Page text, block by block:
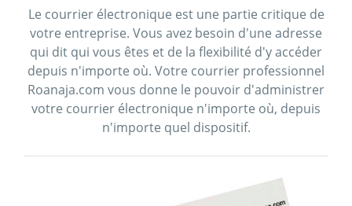
Le courrier électronique est une partie critique de
votre entreprise. Vous avez besoin d'une adresse
qui dit qui vous êtes et de la flexibilité d'y accéder
depuis n'importe où. Votre courrier professionnel
Roanaja.com vous donne le pouvoir d'administrer
votre courrier électronique n'importe où, depuis
n'importe quel dispositif.